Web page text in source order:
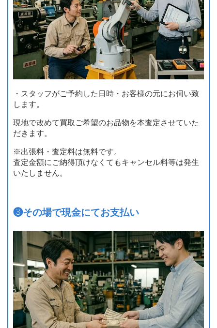
・スタッフがご予約した日時・お客様の元にお伺い致
します。
現地で改めて買取ご希望のお品物を本査定させていた
だきます。
※出張料・査定料は無料です。
査定金額にご納得頂けなくてもキャンセル料等は発生
いたしません。
❸その場で現金にてお支払い